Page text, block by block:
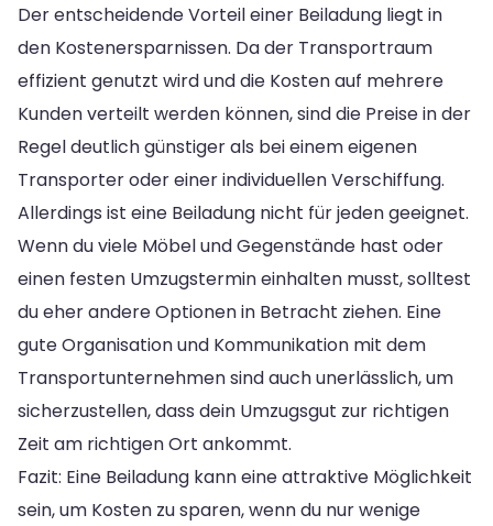
Der entscheidende Vorteil einer Beiladung liegt in
den Kostenersparnissen. Da der Transportraum
effizient genutzt wird und die Kosten auf mehrere
Kunden verteilt werden können, sind die Preise in der
Regel deutlich günstiger als bei einem eigenen
Transporter oder einer individuellen Verschiffung.
Allerdings ist eine Beiladung nicht für jeden geeignet.
Wenn du viele Möbel und Gegenstände hast oder
einen festen Umzugstermin einhalten musst, solltest
du eher andere Optionen in Betracht ziehen. Eine
gute Organisation und Kommunikation mit dem
Transportunternehmen sind auch unerlässlich, um
sicherzustellen, dass dein Umzugsgut zur richtigen
Zeit am richtigen Ort ankommt.
Fazit: Eine Beiladung kann eine attraktive Möglichkeit
sein, um Kosten zu sparen, wenn du nur wenige